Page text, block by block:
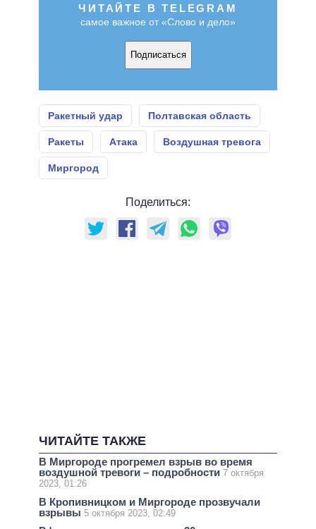
ЧИТАЙТЕ В TELEGRAM
самое важное от «Слово и дело»
Подписаться
Ракетный удар Полтавская область
Ракеты Атака Воздушная тревога
Миргород
Поделиться:
ЧИТАЙТЕ ТАКЖЕ
В Миргороде прогремел взрыв во время
воздушной тревоги – подробности 7 октября
2023, 01:26
В Кропивницком и Миргороде прозвучали
взрывы 5 октября 2023, 02:49